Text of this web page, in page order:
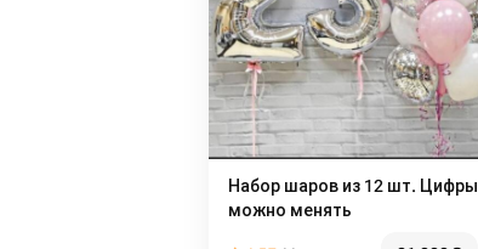
Набор шаров из 12 шт. Цифры
можно менять